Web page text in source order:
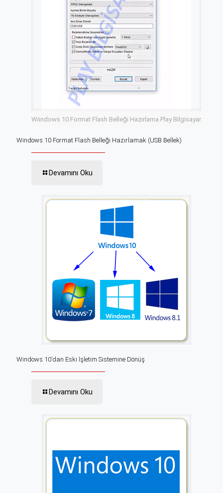
Wiindows 10 Format Flash Belleği Hazırlama Play Bilgisayar
Windows 10 Format Flash Belleği Hazırlamak (USB Bellek)
Devamını Oku
Windows 10’dan Eski İşletim Sistemine Dönüş
Devamını Oku